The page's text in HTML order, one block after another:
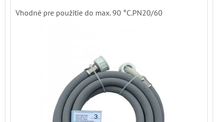
Vhodné pre použitie do max. 90 °C.PN20/60